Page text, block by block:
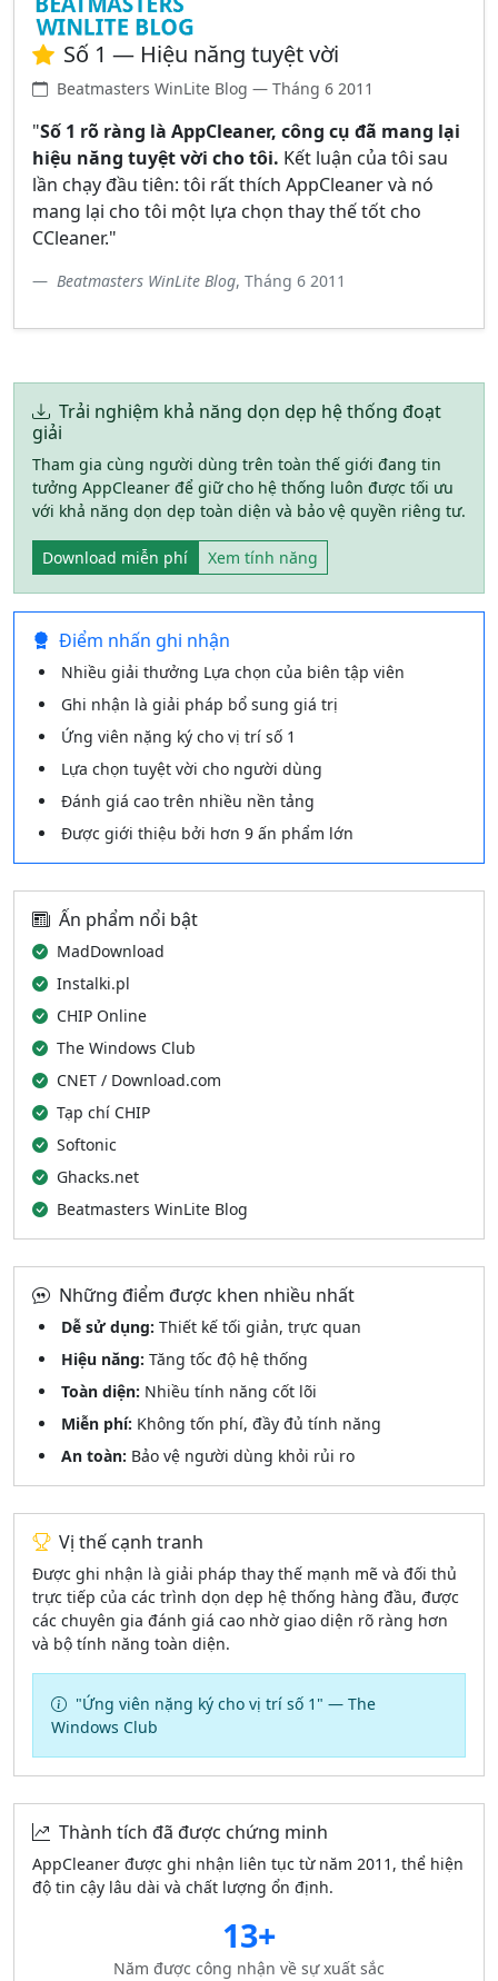
Số 1 — Hiệu năng tuyệt vời
Beatmasters WinLite Blog — Tháng 6 2011
"Số 1 rõ ràng là AppCleaner, công cụ đã mang lại
hiệu năng tuyệt vời cho tôi. Kết luận của tôi sau
lần chạy đầu tiên: tôi rất thích AppCleaner và nó
mang lại cho tôi một lựa chọn thay thế tốt cho
CCleaner."
Beatmasters WinLite Blog, Tháng 6 2011
Trải nghiệm khả năng dọn dẹp hệ thống đoạt
giải
Tham gia cùng người dùng trên toàn thế giới đang tin
tưởng AppCleaner để giữ cho hệ thống luôn được tối ưu
với khả năng dọn dẹp toàn diện và bảo vệ quyền riêng tư.
Download miễn phí Xem tính năng
Điểm nhấn ghi nhận
Nhiều giải thưởng Lựa chọn của biên tập viên
Ghi nhận là giải pháp bổ sung giá trị
Ứng viên nặng ký cho vị trí số 1
Lựa chọn tuyệt vời cho người dùng
Đánh giá cao trên nhiều nền tảng
Được giới thiệu bởi hơn 9 ấn phẩm lớn
Ấn phẩm nổi bật
MadDownload
Instalki.pl
CHIP Online
The Windows Club
CNET / Download.com
Tạp chí CHIP
Softonic
Ghacks.net
Beatmasters WinLite Blog
Những điểm được khen nhiều nhất
Dễ sử dụng: Thiết kế tối giản, trực quan
Hiệu năng: Tăng tốc độ hệ thống
Toàn diện: Nhiều tính năng cốt lõi
Miễn phí: Không tốn phí, đầy đủ tính năng
An toàn: Bảo vệ người dùng khỏi rủi ro
Vị thế cạnh tranh
Được ghi nhận là giải pháp thay thế mạnh mẽ và đối thủ
trực tiếp của các trình dọn dẹp hệ thống hàng đầu, được
các chuyên gia đánh giá cao nhờ giao diện rõ ràng hơn
và bộ tính năng toàn diện.
"Ứng viên nặng ký cho vị trí số 1" — The
Windows Club
Thành tích đã được chứng minh
AppCleaner được ghi nhận liên tục từ năm 2011, thể hiện
độ tin cậy lâu dài và chất lượng ổn định.
13+
Năm được công nhận về sự xuất sắc